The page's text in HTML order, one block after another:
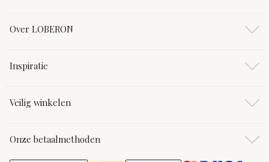
Over LOBERON
Inspiratie
Veilig winkelen
Onze betaalmethoden